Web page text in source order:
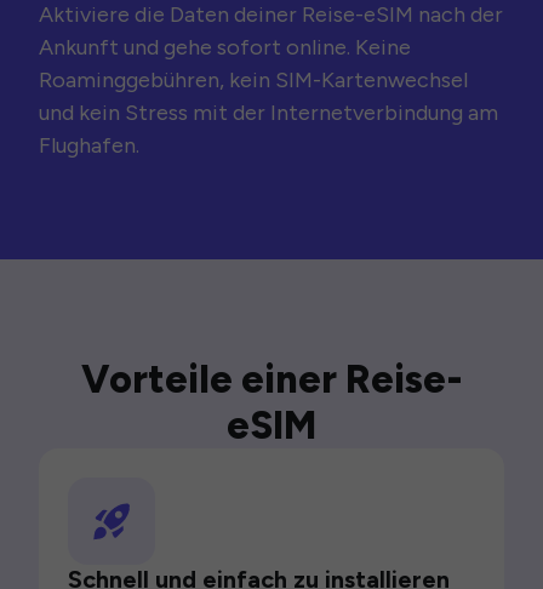
Aktiviere die Daten deiner Reise-eSIM nach der
Ankunft und gehe sofort online. Keine
Roaminggebühren, kein SIM-Kartenwechsel
und kein Stress mit der Internetverbindung am
Flughafen.
Vorteile einer Reise-
eSIM
Schnell und einfach zu installieren